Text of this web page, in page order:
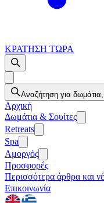
ΚΡΑΤΗΣΗ ΤΩΡΑ
Αναζήτηση για
Αρχική
Δωμάτια & Σουίτες
Retreats
Spa
Αμοργός
Προσφορές
Περισσότερα άρθρα και
Επικοινωνία